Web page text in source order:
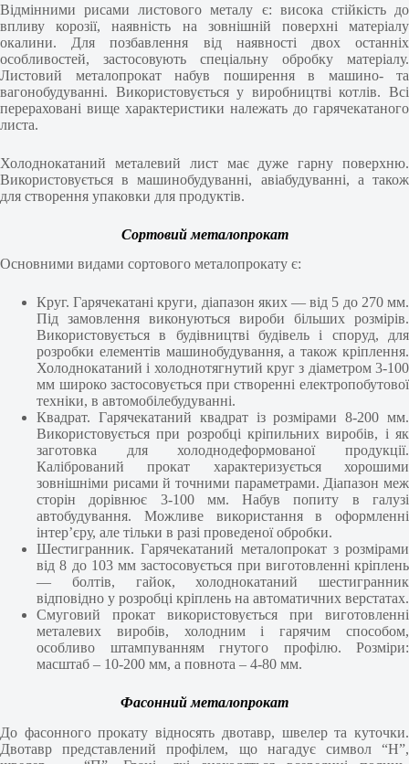
Відмінними рисами листового металу є: висока стійкість до
впливу корозії, наявність на зовнішній поверхні матеріалу
окалини. Для позбавлення від наявності двох останніх
особливостей, застосовують спеціальну обробку матеріалу.
Листовий металопрокат набув поширення в машино- та
вагонобудуванні. Використовується у виробництві котлів. Всі
перераховані вище характеристики належать до гарячекатаного
листа.
Холоднокатаний металевий лист має дуже гарну поверхню.
Використовується в машинобудуванні, авіабудуванні, а також
для створення упаковки для продуктів.
Сортовий металопрокат
Основними видами сортового металопрокату є:
Круг. Гарячекатані круги, діапазон яких — від 5 до 270 мм.
Під замовлення виконуються вироби більших розмірів.
Використовується в будівництві будівель і споруд, для
розробки елементів машинобудування, а також кріплення.
Холоднокатаний і холоднотягнутий круг з діаметром 3-100
мм широко застосовується при створенні електропобутової
техніки, в автомобілебудуванні.
Квадрат. Гарячекатаний квадрат із розмірами 8-200 мм.
Використовується при розробці кріпильних виробів, і як
заготовка для холоднодеформованої продукції.
Калібрований прокат характеризується хорошими
зовнішніми рисами й точними параметрами. Діапазон меж
сторін дорівнює 3-100 мм. Набув попиту в галузі
автобудування. Можливе використання в оформленні
інтер’єру, але тільки в разі проведеної обробки.
Шестигранник. Гарячекатаний металопрокат з розмірами
від 8 до 103 мм застосовується при виготовленні кріплень
— болтів, гайок, холоднокатаний шестигранник
відповідно у розробці кріплень на автоматичних верстатах.
Смуговий прокат використовується при виготовленні
металевих виробів, холодним і гарячим способом,
особливо штампуванням гнутого профілю. Розміри:
масштаб – 10-200 мм, а повнота – 4-80 мм.
Фасонний металопрокат
До фасонного прокату відносять двотавр, швелер та куточки.
Двотавр представлений профілем, що нагадує символ “Н”,